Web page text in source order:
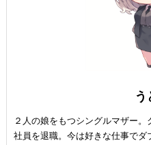
う
２人の娘をもつシングルマザー
社員を退職。今は好きな仕事で